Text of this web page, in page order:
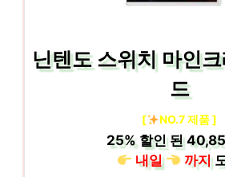
닌텐도 스위치 마인
드
[ NO.7 제품 ]
25%할인 된
내일
까지